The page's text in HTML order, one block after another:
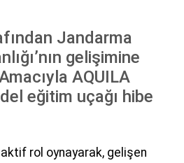
Jandarma
gelişimine
AQUILA
eğitim uçağı hibe
rol oynayarak, gelişen